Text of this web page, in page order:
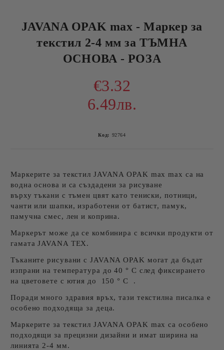
JAVANA OPAK max - Маркер за
текстил 2-4 мм за ТЪМНА
ОСНОВА - РОЗА
€3.32
6.49лв.
Код: 92764
Маркерите за текстил JAVANA OPAK max max са на
водна основа и са създадени за рисуване
върху тъкани с тъмен цвят като тениски, потници,
чанти или шапки, изработени от батист, памук,
памучна смес, лен и коприна.
Маркерът може да се комбинира с всички продукти от
гамата JAVANA TEX.
Тъканите рисувани с JAVANA OPAK могат да бъдат
изпрани на температура до 40 ° C след фиксирането
на цветовете с ютия до 150 ° C .
Поради много здравия връх, тази текстилна писалка е
особено подходяща за деца.
Маркерите за текстил JAVANA OPAK max са особено
подходящи за прецизни дизайни и имат ширина на
линията 2-4 мм.